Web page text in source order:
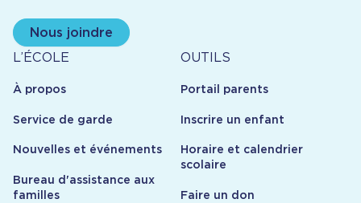
Nous joindre
À
propos
L’ÉCOLE
À propos
Service de garde
Nouvelles et événements
Bureau d'assistance aux
familles
Outils
OUTILS
Portail parents
Inscrire un enfant
Horaire et calendrier
scolaire
Faire un don